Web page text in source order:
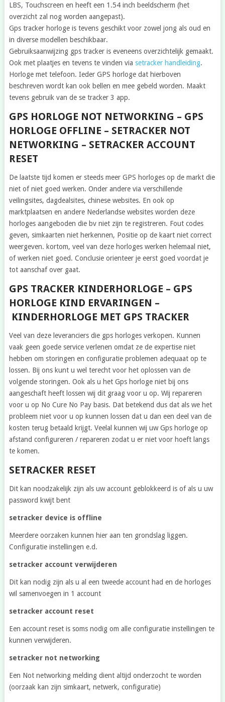
LBS, Touchscreen en heeft een 1.54 inch beeldscherm (het
overzicht zal nog worden aangepast).
Gps tracker horloge is tevens geschikt voor zowel jong als oud en
in diverse modellen beschikbaar.
Gebruiksaanwijzing gps tracker is eveneens overzichtelijk gemaakt.
Ook met plaatjes en tevens te vinden via setracker handleiding.
Horloge met telefoon. Ieder GPS horloge dat hierboven
beschreven wordt kan ook bellen en mee gebeld worden. Maakt
tevens gebruik van de se tracker 3 app.
GPS HORLOGE NOT NETWORKING – GPS
HORLOGE OFFLINE – SETRACKER NOT
NETWORKING – SETRACKER ACCOUNT
RESET
De laatste tijd komen er steeds meer GPS horloges op de markt die
niet of niet goed werken. Onder andere via verschillende
veilingsites, dagdealsites, chinese websites. En ook op
marktplaatsen en andere Nederlandse websites worden deze
horloges aangeboden die bv niet zijn te registreren. Fout codes
geven, simkaarten niet herkennen, Positie op de kaart niet correct
weergeven. kortom, veel van deze horloges werken helemaal niet,
of werken niet goed. Conclusie orienteer je eerst goed voordat je
tot aanschaf over gaat.
GPS TRACKER KINDERHORLOGE – GPS
HORLOGE KIND ERVARINGEN –
KINDERHORLOGE MET GPS TRACKER
Veel van deze leveranciers die gps horloges verkopen. Kunnen
vaak geen goede service verlenen omdat ze de expertise niet
hebben om storingen en configuratie problemen adequaat op te
lossen. Bij ons kunt u wel terecht voor het oplossen van de
volgende storingen. Ook als u het Gps horloge niet bij ons
aangeschaft heeft lossen wij dit graag voor u op. Wij repareren
voor u op No Cure No Pay basis. Dat betekend dus dat als we het
probleem niet voor u op kunnen lossen dat u dan een deel van de
kosten terug betaald krijgt. Veelal kunnen wij uw Gps horloge op
afstand configureren / repareren zodat u er niet voor hoeft langs
te komen.
SETRACKER RESET
Dit kan noodzakelijk zijn als uw account geblokkeerd is of als u uw
password kwijt bent
setracker device is offline
Meerdere oorzaken kunnen hier aan ten grondslag liggen.
Configuratie instellingen e.d.
setracker account verwijderen
Dit kan nodig zijn als u al een tweede account had en de horloges
wil samenvoegen in 1 account
setracker account reset
Een account reset is soms nodig om alle configuratie instellingen te
kunnen verwijderen.
setracker not networking
Een Not networking melding dient altijd onderzocht te worden
(oorzaak kan zijn simkaart, netwerk, configuratie)